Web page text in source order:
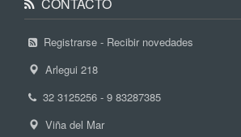
Registrarse - Recibir novedades
Arlegui 218
32 3125256 - 9 83287385
Viña del Mar